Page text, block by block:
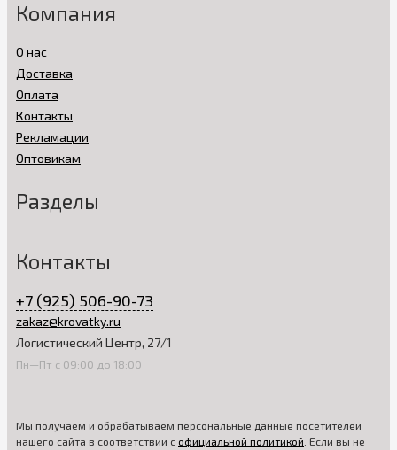
Компания
О нас
Доставка
Оплата
Контакты
Рекламации
Оптовикам
Разделы
Контакты
+7 (925) 506-90-73
zakaz@krovatky.ru
Логистический Центр, 27/1
Пн—Пт с 09:00 до 18:00
Мы получаем и обрабатываем персональные данные посетителей
нашего сайта в соответствии с официальной политикой . Если вы не